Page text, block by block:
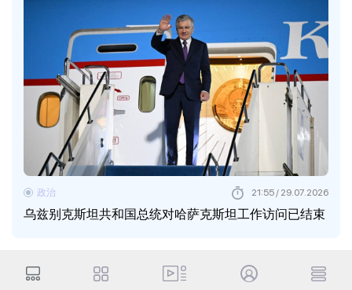
乌兹别克斯坦共和国总统对哈萨克斯坦工作访问已结束
政治 21:55 / 29.07.2026